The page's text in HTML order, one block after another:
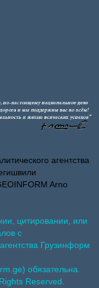
агентства
Arno
цитировании, или
с
Грузинформ
обязательна.
Reserved.